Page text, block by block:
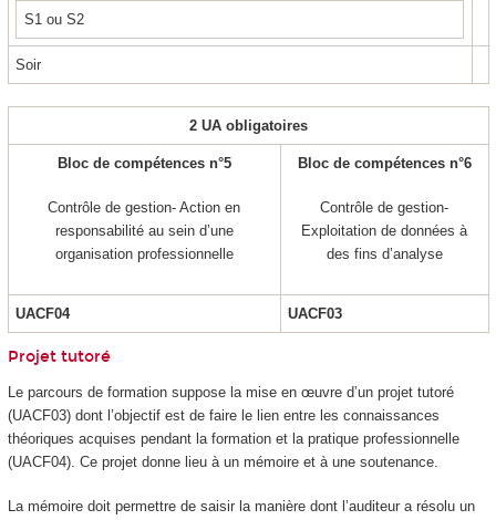
S1 ou S2
Soir
2 UA obligatoires
Bloc de compétences n°5
Contrôle de gestion- Action en
responsabilité au sein d’une
organisation professionnelle
Bloc de compétences n°6
Contrôle de gestion-
Exploitation de données à
des fins d’analyse
UACF04 UACF03
Projet tutoré
Le parcours de formation suppose la mise en œuvre d’un projet tutoré
(UACF03) dont l’objectif est de faire le lien entre les connaissances
théoriques acquises pendant la formation et la pratique professionnelle
(UACF04). Ce projet donne lieu à un mémoire et à une soutenance.
La mémoire doit permettre de saisir la manière dont l’auditeur a résolu un